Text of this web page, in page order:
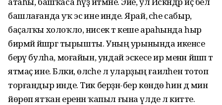
башлағанда уҡ эсә ине инде. Ярай, әсәһе сабыр,
баҫалҡы холоҡло, нисек тә кеше араһында һыр
бирмәй йәшәргә тырышты. Уның урынында икенсе
берәү булһа, моғайын, ундай эскесе ир менән йәшәп тә
ятмаҫ ине. Бәлки, өләсәһе лә уларҙың ғаиләһен тотоп
торғандыр инде. Тик берҙән-бер көндө һин дә мин
йөрөп ятҡан еренән ҡапыл ғына үлде лә китте.